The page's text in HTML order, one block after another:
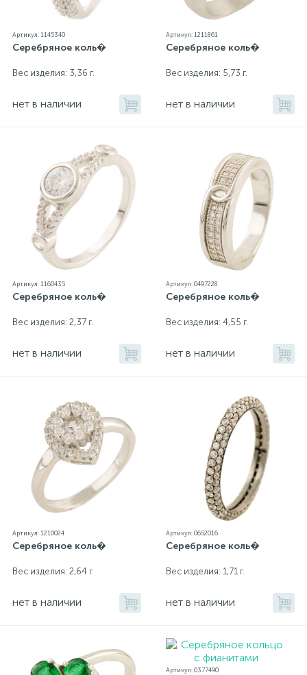
Артикул: 1145340
Серебряное коль�
Вес изделия: 3,36 г.
нет в наличии
Артикул: 1211861
Серебряное коль�
Вес изделия: 5,73 г.
нет в наличии
Артикул: 1160435
Серебряное коль�
Вес изделия: 2,37 г.
нет в наличии
Артикул: 0497228
Серебряное коль�
Вес изделия: 4,55 г.
нет в наличии
Артикул: 1210024
Серебряное коль�
Вес изделия: 2,64 г.
нет в наличии
Артикул: 0652016
Серебряное коль�
Вес изделия: 1,71 г.
нет в наличии
Артикул: 0377490